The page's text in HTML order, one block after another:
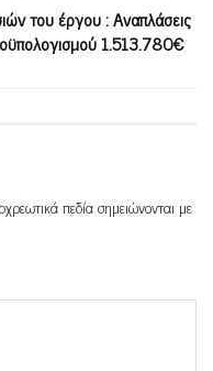
του έργου : Αναπλάσεις
1.513.780€
πεδία σημειώνονται με